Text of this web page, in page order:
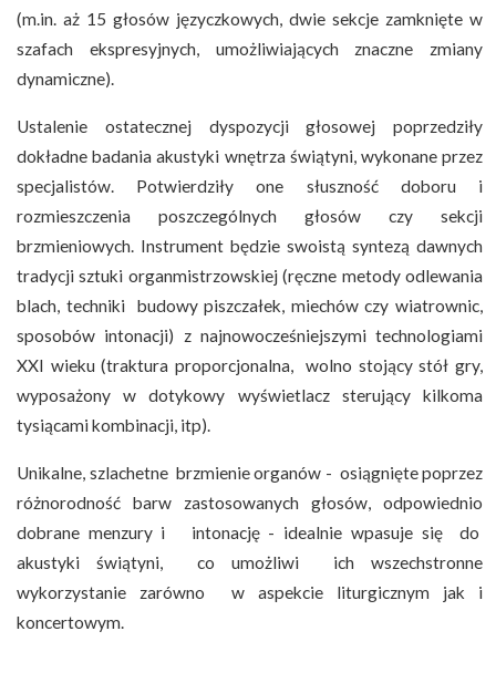
(m.in. aż 15 głosów języczkowych, dwie sekcje zamknięte w
szafach ekspresyjnych, umożliwiających znaczne zmiany
dynamiczne).
Ustalenie ostatecznej dyspozycji głosowej poprzedziły
dokładne badania akustyki wnętrza świątyni, wykonane przez
specjalistów. Potwierdziły one słuszność doboru i
rozmieszczenia poszczególnych głosów czy sekcji
brzmieniowych. Instrument będzie swoistą syntezą dawnych
tradycji sztuki organmistrzowskiej (ręczne metody odlewania
blach, techniki budowy piszczałek, miechów czy wiatrownic,
sposobów intonacji) z najnowocześniejszymi technologiami
XXI wieku (traktura proporcjonalna, wolno stojący stół gry,
wyposażony w dotykowy wyświetlacz sterujący kilkoma
tysiącami kombinacji, itp).
Unikalne, szlachetne brzmienie organów - osiągnięte poprzez
różnorodność barw zastosowanych głosów, odpowiednio
dobrane menzury i intonację - idealnie wpasuje się do
akustyki świątyni, co umożliwi ich wszechstronne
wykorzystanie zarówno w aspekcie liturgicznym jak i
koncertowym.